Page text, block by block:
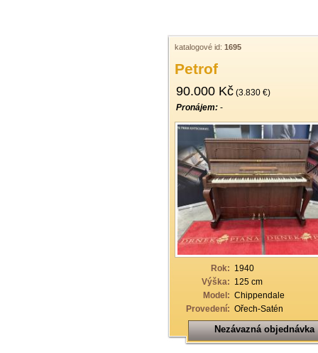
katalogové id: 1695
Petrof
90.000 Kč(3.830 €)
Pronájem:-
Rok: 1940
Výška: 125 cm
Model: Chippendale
Provedení: Ořech-Satén
Nezávazná objednávka